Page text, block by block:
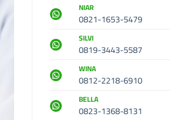
NIAR
0821-1653-5479
SILVI
0819-3443-5587
WINA
0812-2218-6910
BELLA
0823-1368-8131